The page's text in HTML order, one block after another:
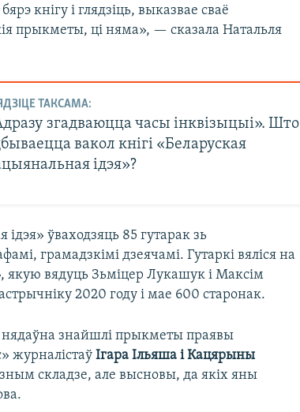
кнігу і глядзіць, выказвае сваё
прыкметы, ці няма», — сказала Натальля
ТАКСАМА:
згадваюцца часы інквізыцыі». Што
вакол кнігі «Беларуская
ідэя»?
ўваходзяць 85 гутарак зь
грамадзкімі дзеячамі. Гутаркі вяліся на
якую вядуць Зьміцер Лукашук і Максім
2020 году і мае 600 старонак.
нядаўна знайшлі прыкметы праявы
журналістаўІгара Ільяша і Кацярыны
складзе, але высновы, да якіх яны